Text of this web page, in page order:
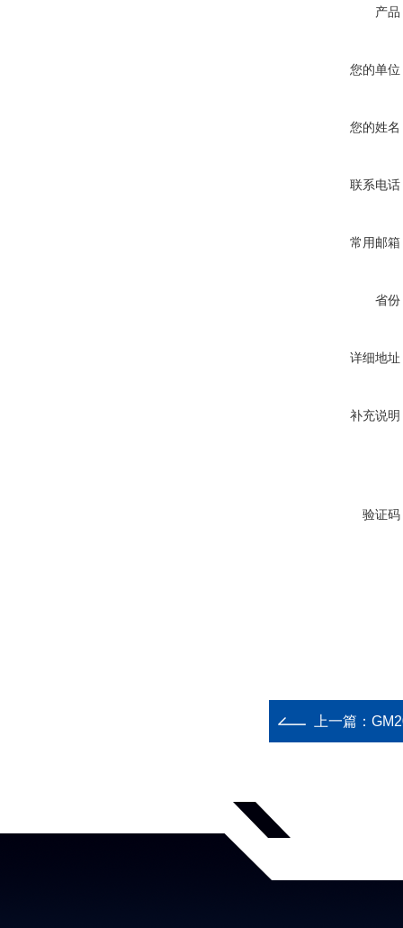
产品
您的单位
您的姓名
联系电话
常用邮箱
省份
详细地址
补充说明
验证码
上一篇：